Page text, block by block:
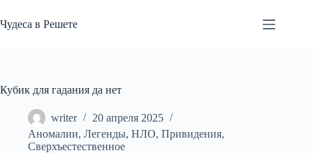
к
сути
Чудеса в Решете
Кубик для гадания да нет
writer
20 апреля 2025
Аномалии, Легенды, НЛО, Привидения,
Сверхъестественное